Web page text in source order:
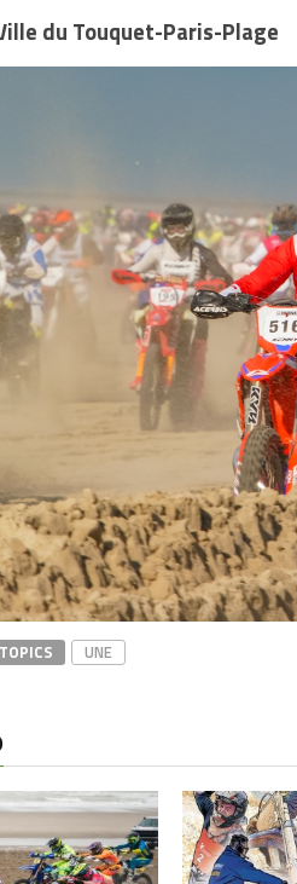
du Touquet-Paris-Plage
UNE